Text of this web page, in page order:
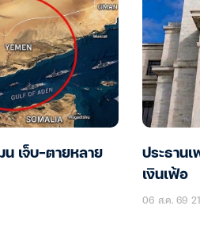
น เจ็บ-ตายหลาย
ประธาน
เงินเฟ้อ
06 ส.ค. 69